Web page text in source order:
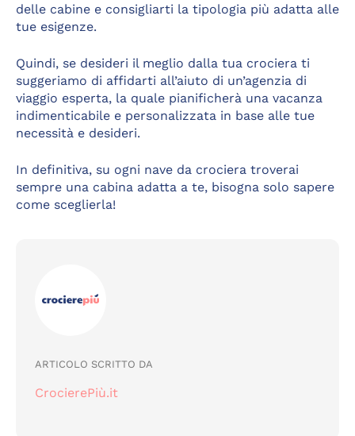
delle cabine e consigliarti la tipologia più adatta alle
tue esigenze.
Quindi, se desideri il meglio dalla tua crociera ti
suggeriamo di affidarti all’aiuto di un’agenzia di
viaggio esperta, la quale pianificherà una vacanza
indimenticabile e personalizzata in base alle tue
necessità e desideri.
In definitiva, su ogni nave da crociera troverai
sempre una cabina adatta a te, bisogna solo sapere
come sceglierla!
ARTICOLO SCRITTO DA
CrocierePiù.it